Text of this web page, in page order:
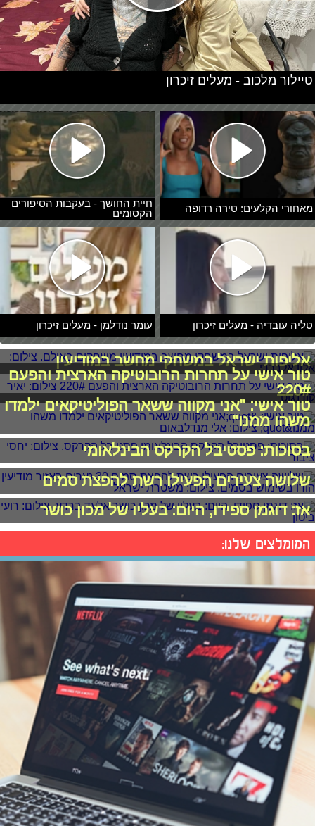
מאחורי הקלעים: טירה רדופה
חיית החושך - בעקבות הסיפורים
הקסומים
טליה עובדיה - מעלים זיכרון עומר נודלמן - מעלים זיכרון
טיילור מלכוב - מעלים זיכרון
אליפות ישראל במשחקי מחשב במודיעין
טור אישי על תחרות הרובוטיקה הארצית והפעם
220#
טור אישי: "אני מקווה ששאר הפוליטיקאים ילמדו
משהו ממנו"
בסוכות: פסטיבל הקרקס הבינלאומי
שלושה צעירים הפעילו רשת להפצת סמים
אז: דוגמן ספידו, היום: בעליו של מכון כושר
המומלצים שלנו: